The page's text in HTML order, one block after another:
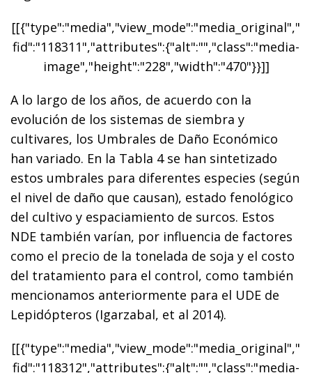
[[{"type":"media","view_mode":"media_original","
fid":"118311","attributes":{"alt":"","class":"media-
image","height":"228","width":"470"}}]]
A lo largo de los años, de acuerdo con la
evolución de los sistemas de siembra y
cultivares, los Umbrales de Daño Económico
han variado. En la Tabla 4 se han sintetizado
estos umbrales para diferentes especies (según
el nivel de daño que causan), estado fenológico
del cultivo y espaciamiento de surcos. Estos
NDE también varían, por influencia de factores
como el precio de la tonelada de soja y el costo
del tratamiento para el control, como también
mencionamos anteriormente para el UDE de
Lepidópteros (Igarzabal, et al 2014).
[[{"type":"media","view_mode":"media_original","
fid":"118312","attributes":{"alt":"","class":"media-